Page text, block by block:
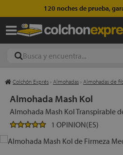
120 noches de prueba,
Colchón Exprés › Almohadas › Almohadas de
Almohada Mash Kol
Almohada Mash Kol Transpirable
1 OPINION(ES)